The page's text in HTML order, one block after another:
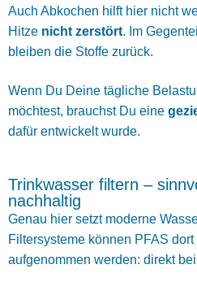
Auch Abkochen hilft hier nicht
Hitze nicht zerstört. Im
bleiben die Stoffe zurück.
Wenn Du Deine tägliche
möchtest, brauchst Du eine
dafür entwickelt wurde.
Trinkwasser filtern –
nachhaltig
Genau hier setzt moderne
Filtersysteme können PFAS
aufgenommen werden: direkt